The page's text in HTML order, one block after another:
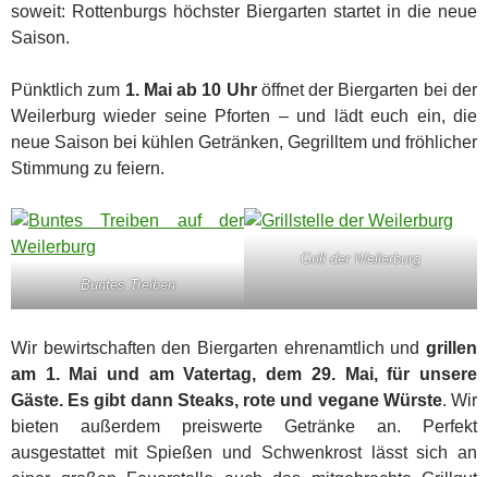
soweit: Rottenburgs höchster Biergarten startet in die neue
Saison.
Pünktlich zum 1. Mai ab 10 Uhröffnet der Biergarten bei der
Weilerburg wieder seine Pforten – und lädt euch ein, die
neue Saison bei kühlen Getränken, Gegrilltem und fröhlicher
Stimmung zu feiern.
Buntes Treiben
Grill der Weilerburg
Wir bewirtschaften den Biergarten ehrenamtlich und grillen
am 1. Mai und am Vatertag, dem 29. Mai, für unsere
Gäste. Es gibt dann Steaks, rote und vegane Würste. Wir
bieten außerdem preiswerte Getränke an. Perfekt
ausgestattet mit Spießen und Schwenkrost lässt sich an